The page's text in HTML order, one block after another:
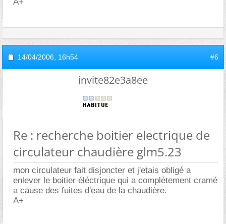
14/04/2006, 16h54 #6
invite82e3a8ee
Re : recherche boitier electrique de
circulateur chaudière glm5.23
mon circulateur fait disjoncter et j'etais obligé a
enlever le boitier éléctrique qui a complètement cramé
a cause des fuites d'eau de la chaudière.
A+